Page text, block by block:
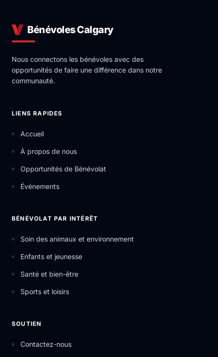
Bénévoles Calgary
Nous connectons les bénévoles avec des
opportunités de faire une différence dans notre
communauté.
LIENS RAPIDES
Accueil
À propos de nous
Opportunités de Bénévolat
Événements
BÉNÉVOLAT PAR INTÉRÊT
Soin des animaux et environnement
Enfants et jeunesse
Santé et bien-être
Sports et loisirs
SOUTIEN
Contactez-nous